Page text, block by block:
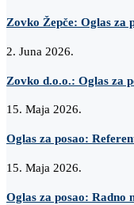
Zovko Žepče: Oglas za
2. Juna 2026.
Zovko d.o.o.: Oglas za
15. Maja 2026.
Oglas za posao:
15. Maja 2026.
Oglas za posao: Radno